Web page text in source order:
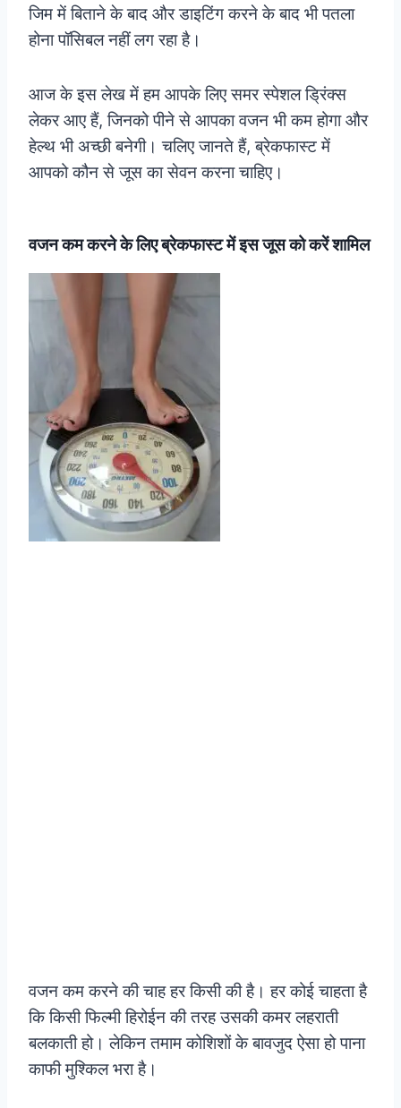
जिम में बिताने के बाद और डाइटिंग करने के बाद भी पतला
होना पॉसिबल नहीं लग रहा है।
आज के इस लेख में हम आपके लिए समर स्पेशल ड्रिंक्स
लेकर आए हैं, जिनको पीने से आपका वजन भी कम होगा और
हेल्थ भी अच्छी बनेगी। चलिए जानते हैं, ब्रेकफास्ट में
आपको कौन से जूस का सेवन करना चाहिए।
वजन कम करने के लिए ब्रेकफास्ट में इस जूस को करें शामिल
वजन कम करने की चाह हर किसी की है। हर कोई चाहता है
कि किसी फिल्मी हिरोईन की तरह उसकी कमर लहराती
बलकाती हो। लेकिन तमाम कोशिशों के बावजुद ऐसा हो पाना
काफी मुश्किल भरा है।